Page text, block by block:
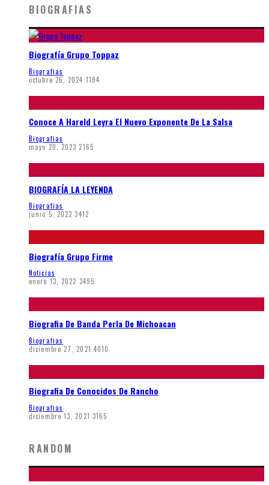
BIOGRAFIAS
Biografía Grupo Toppaz
Biografias
octubre 26, 2024 1194
Conoce A Hareld Leyra El Nuevo Exponente De La Salsa
Biografias
mayo 20, 2023 2165
BIOGRAFÍA LA LEYENDA
Biografias
junio 5, 2022 3412
Biografía Grupo Firme
Noticias
enero 13, 2022 3495
Biografia De Banda Perla De Michoacan
Biografias
diciembre 27, 2021 4010
Biografia De Conocidos De Rancho
Biografias
diciembre 13, 2021 3165
RANDOM